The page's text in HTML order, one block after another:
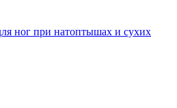
ног при натоптышах и сухих